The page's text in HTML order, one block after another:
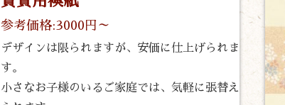
参考価格:3000円～
デザインは限られますが、安価に仕上げられま
す。
小さなお子様のいるご家庭では、気軽に張替え